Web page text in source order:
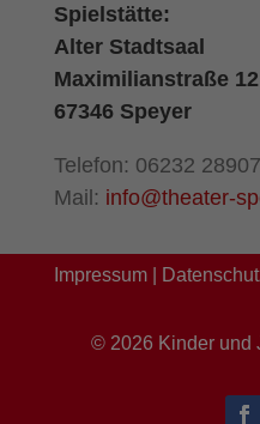
Spielstätte:
Alter Stadtsaal
Maximilianstraße 12
67346 Speyer
Telefon: 06232
Mail: info@theater-
Impressum|
© 2026 Kinder und